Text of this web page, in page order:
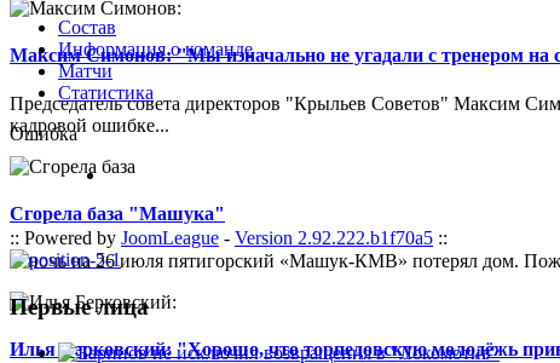
Максим Симонов: "Мы изначально не угадали с тренером на
Председатель совета директоров "Крыльев Советов" Максим
кадровой ошибке...
Сгорела база "Машука"
В ночь на 26 июля пятигорский «Машук-КМВ» потерял дом.
Илья Берковский: "Хорошо, что торпедовскую молодёжь
Состав
Информация о команде
Матчи
Статистика
Ошибка
:: Powered by JoomLeague - Version 2.92.222.b1f70a5 ::
Первые лица